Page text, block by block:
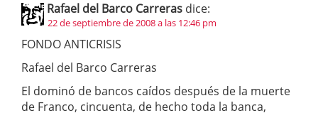
Rafael del Barco Carreras dice:
22 de septiembre de 2008 a las 12:46 pm
FONDO ANTICRISIS
Rafael del Barco Carreras
El dominó de bancos caídos después de la muerte
de Franco, cincuenta, de hecho toda la banca,